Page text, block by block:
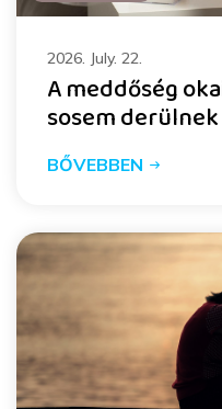
2026. July. 22.
A meddőség
sosem
BŐVEBBEN